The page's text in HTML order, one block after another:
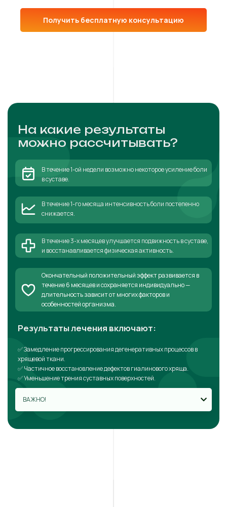
Получить бесплатную консультацию
На какие результаты
можно рассчитывать?
В течение 1-ой недели возможно некоторое усиление боли
в суставе.
В течение 1-го месяца интенсивность боли постепенно
снижается.
В течение 3-х месяцев улучшается подвижность в суставе,
и восстанавливается физическая активность.
Окончательный положительный эффект развивается в
течение 6 месяцев и сохраняется индивидуально —
длительность зависит от многих факторов и
особенностей организма.
Результаты лечения включают:
✅ Замедление прогрессирования дегенеративных процессов в
хрящевой ткани.
✅ Частичное восстановление дефектов гиалинового хряща.
✅ Уменьшение трения суставных поверхностей.
ВАЖНО!